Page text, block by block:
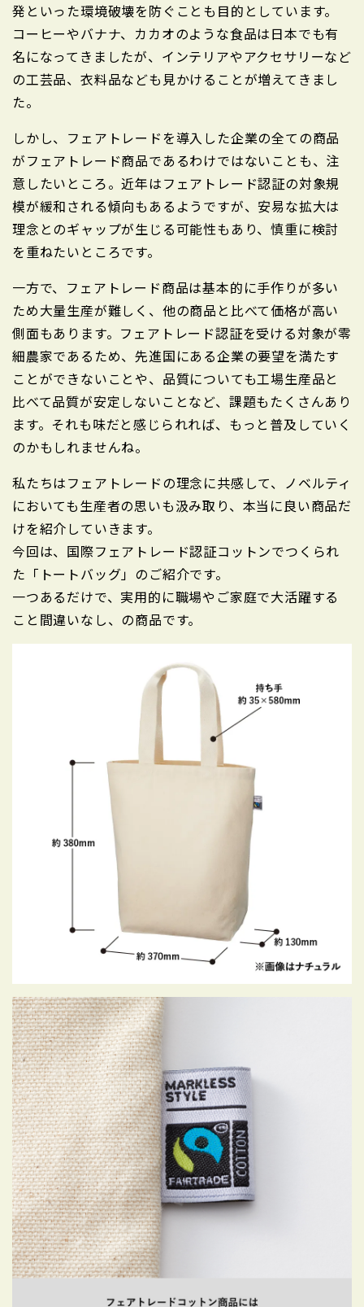
発といった環境破壊を防ぐことも目的としています。
コーヒーやバナナ、カカオのような食品は日本でも有
名になってきましたが、インテリアやアクセサリーなど
の工芸品、衣料品なども見かけることが増えてきまし
た。
しかし、フェアトレードを導入した企業の全ての商品
がフェアトレード商品であるわけではないことも、注
意したいところ。近年はフェアトレード認証の対象規
模が緩和される傾向もあるようですが、安易な拡大は
理念とのギャップが生じる可能性もあり、慎重に検討
を重ねたいところです。
一方で、フェアトレード商品は基本的に手作りが多い
ため大量生産が難しく、他の商品と比べて価格が高い
側面もあります。フェアトレード認証を受ける対象が零
細農家であるため、先進国にある企業の要望を満たす
ことができないことや、品質についても工場生産品と
比べて品質が安定しないことなど、課題もたくさんあり
ます。それも味だと感じられれば、もっと普及していく
のかもしれませんね。
私たちはフェアトレードの理念に共感して、ノベルティ
においても生産者の思いも汲み取り、本当に良い商品だ
けを紹介していきます。
今回は、国際フェアトレード認証コットンでつくられ
た「トートバッグ」のご紹介です。
一つあるだけで、実用的に職場やご家庭で大活躍する
こと間違いなし、の商品です。